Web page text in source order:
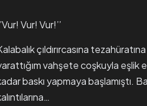
Vur! Vur!’’
çıldırırcasına
vahşete coşkuyla eşlik
baskı yapmaya başlamıştı.